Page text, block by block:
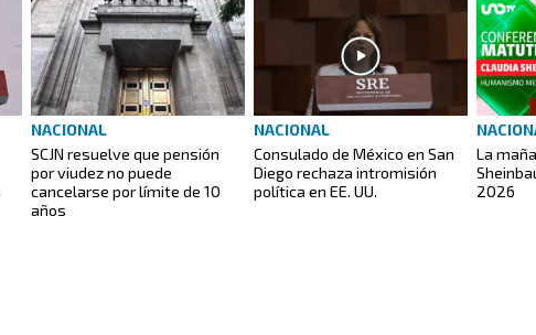
NACIONAL
SCJN resuelve que pensión
por viudez no puede
cancelarse por límite de 10
años
NACIONAL
Consulado de México en San
Diego rechaza intromisión
política en EE. UU.
La
2026